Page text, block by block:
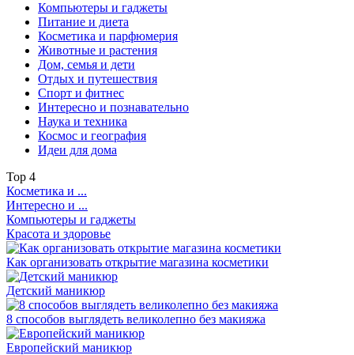
Компьютеры и гаджеты
Питание и диета
Косметика и парфюмерия
Животные и растения
Дом, семья и дети
Отдых и путешествия
Спорт и фитнес
Интересно и познавательно
Наука и техника
Космос и география
Идеи для дома
Top 4
Косметика и ...
Интересно и ...
Компьютеры и гаджеты
Красота и здоровье
Как организовать открытие магазина косметики
Детский маникюр
8 способов выглядеть великолепно без макияжа
Европейский маникюр